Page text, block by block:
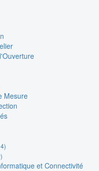
Mesure
et Connectivité